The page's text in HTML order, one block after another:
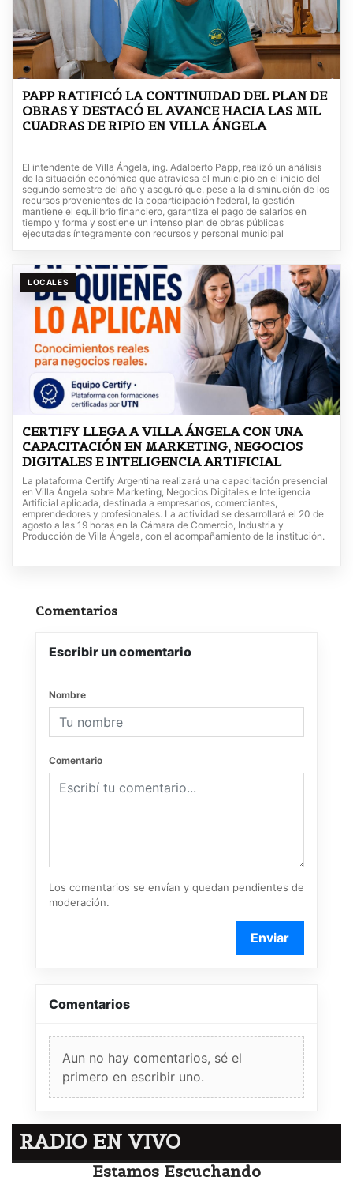
PAPP RATIFICÓ LA CONTINUIDAD DEL PLAN DE
OBRAS Y DESTACÓ EL AVANCE HACIA LAS MIL
CUADRAS DE RIPIO EN VILLA ÁNGELA
El intendente de Villa Ángela, ing. Adalberto Papp, realizó un análisis
de la situación económica que atraviesa el municipio en el inicio del
segundo semestre del año y aseguró que, pese a la disminución de los
recursos provenientes de la coparticipación federal, la gestión
mantiene el equilibrio financiero, garantiza el pago de salarios en
tiempo y forma y sostiene un intenso plan de obras públicas
ejecutadas íntegramente con recursos y personal municipal
LOCALES
CERTIFY LLEGA A VILLA ÁNGELA CON UNA
CAPACITACIÓN EN MARKETING, NEGOCIOS
DIGITALES E INTELIGENCIA ARTIFICIAL
La plataforma Certify Argentina realizará una capacitación presencial
en Villa Ángela sobre Marketing, Negocios Digitales e Inteligencia
Artificial aplicada, destinada a empresarios, comerciantes,
emprendedores y profesionales. La actividad se desarrollará el 20 de
agosto a las 19 horas en la Cámara de Comercio, Industria y
Producción de Villa Ángela, con el acompañamiento de la institución.
Comentarios
Escribir un comentario
Nombre
Comentario
Los comentarios se envían y quedan pendientes de
moderación.
Enviar
Comentarios
Aun no hay comentarios, sé el
primero en escribir uno.
RADIO EN VIVO
Estamos Escuchando